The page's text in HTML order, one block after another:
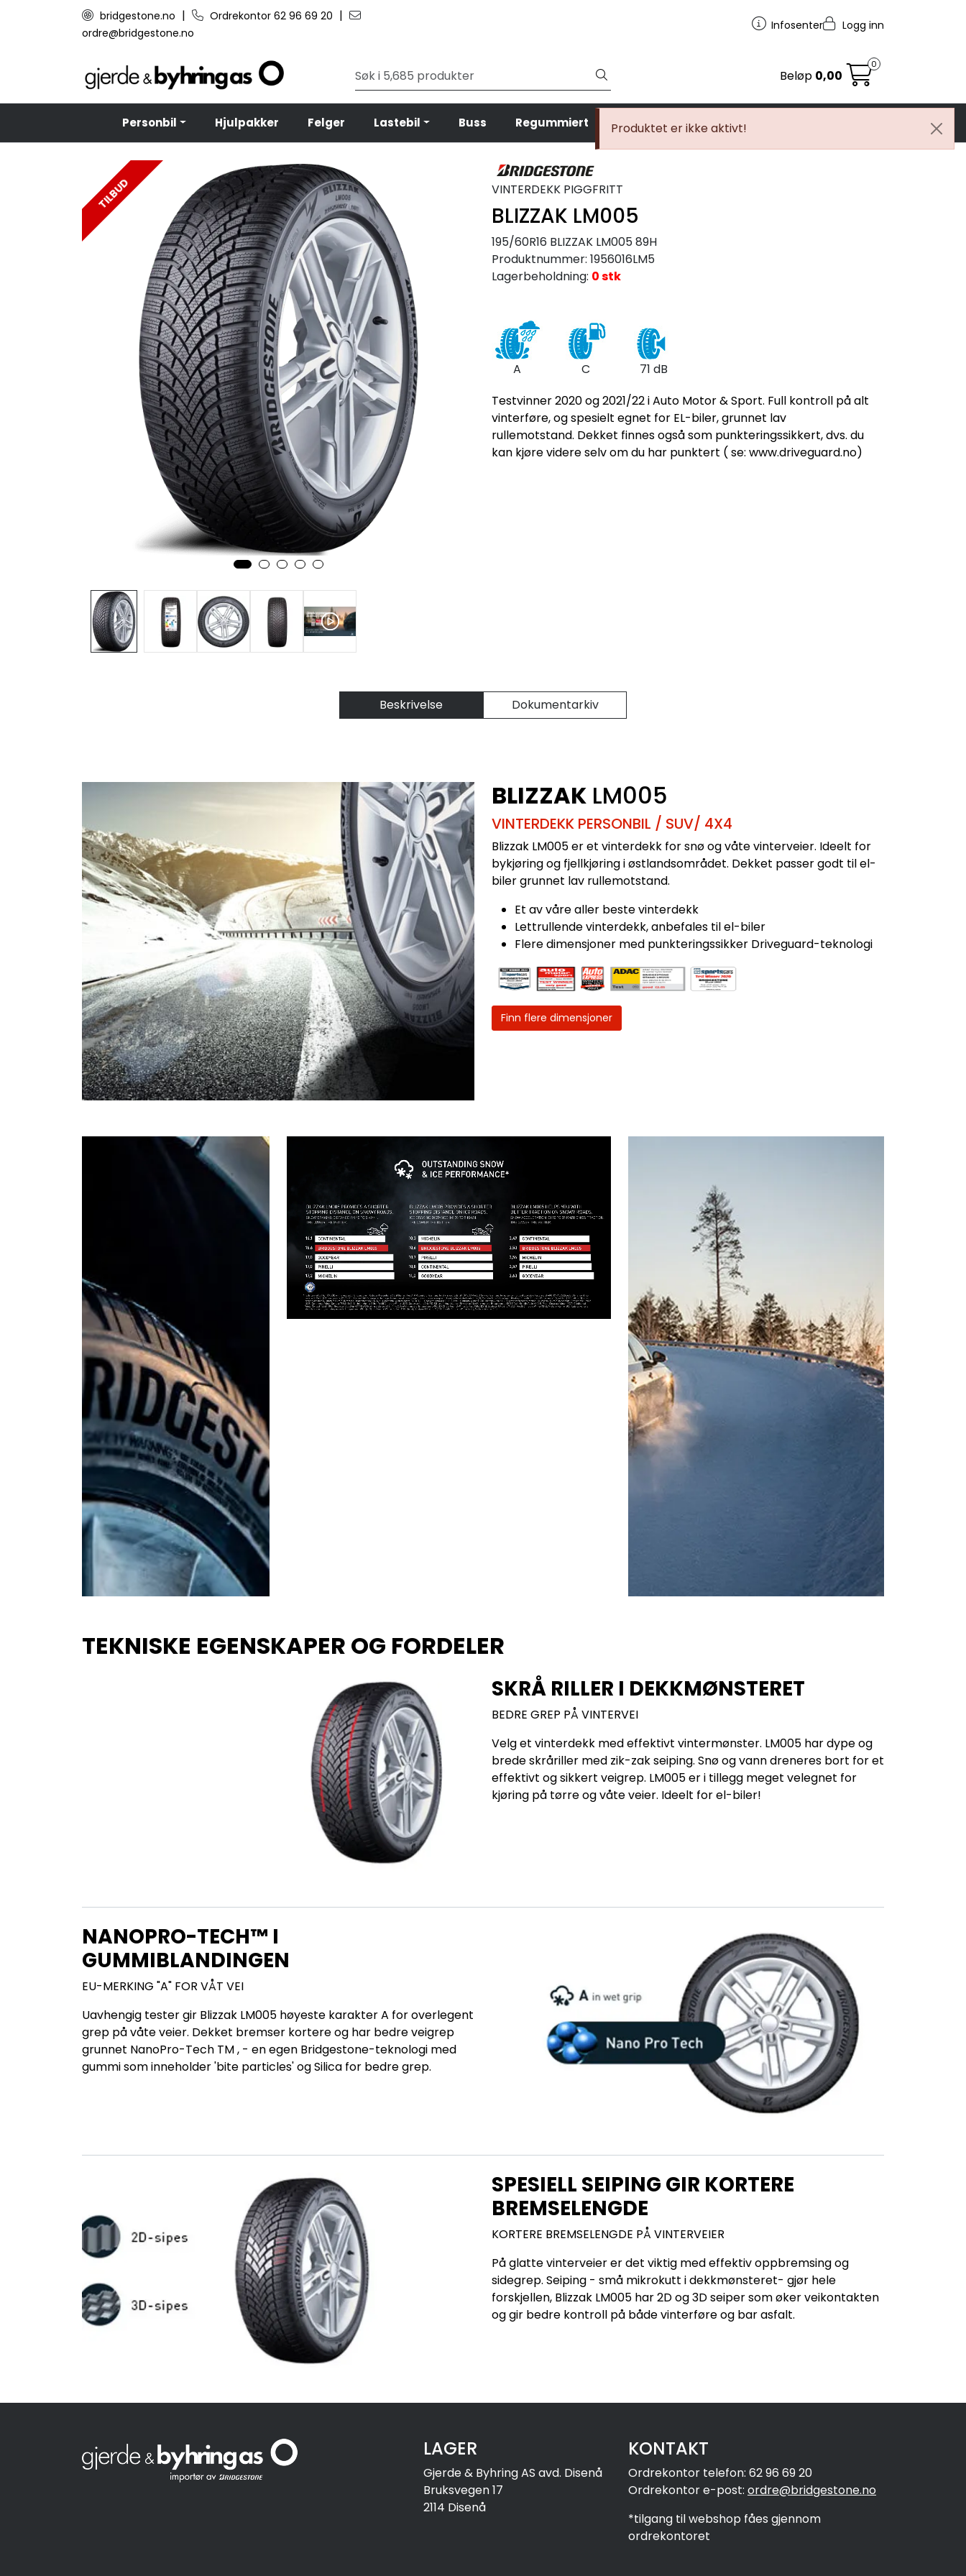
Skip to main contentbridgestone.no | Ordrekontor 62 96 69 20 |
ordre@bridgestone.no
Infosenter Logg inn
Beløp 0,00
0
Personbil Hjulpakker Felger Lastebil Buss Regummiert Anlegg MC
Produktet er ikke aktivt!
TILBUD VINTERDEKK PIGGFRITT
BLIZZAK LM005
195/60R16 BLIZZAK LM005 89H
Produktnummer: 1956016LM5
Lagerbeholdning: 0 stk
A C
71 dB
Testvinner 2020 og 2021/22 i Auto Motor & Sport. Full kontroll på alt
vinterføre, og spesielt egnet for EL-biler, grunnet lav
rullemotstand. Dekket finnes også som punkteringssikkert, dvs. du
kan kjøre videre selv om du har punktert ( se: www.driveguard.no)
Beskrivelse Dokumentarkiv
BLIZZAK LM005
VINTERDEKK PERSONBIL / SUV/ 4X4
Blizzak LM005 er et vinterdekk for snø og våte vinterveier. Ideelt for
bykjøring og fjellkjøring i østlandsområdet. Dekket passer godt til el-
biler grunnet lav rullemotstand.
Et av våre aller beste vinterdekk
Lettrullende vinterdekk, anbefales til el-biler
Flere dimensjoner med punkteringssikker Driveguard-teknologi
Finn flere dimensjoner
TEKNISKE EGENSKAPER OG FORDELER
SKRÅ RILLER I DEKKMØNSTERET
BEDRE GREP PÅ VINTERVEI
Velg et vinterdekk med effektivt vintermønster. LM005 har dype og
brede skråriller med zik-zak seiping. Snø og vann dreneres bort for et
effektivt og sikkert veigrep. LM005 er i tillegg meget velegnet for
kjøring på tørre og våte veier. Ideelt for el-biler!
NANOPRO-TECH™ I
GUMMIBLANDINGEN
EU-MERKING "A" FOR VÅT VEI
Uavhengig tester gir Blizzak LM005 høyeste karakter A for overlegent
grep på våte veier. Dekket bremser kortere og har bedre veigrep
grunnet NanoPro-Tech TM , - en egen Bridgestone-teknologi med
gummi som inneholder 'bite particles' og Silica for bedre grep.
SPESIELL SEIPING GIR KORTERE
BREMSELENGDE
KORTERE BREMSELENGDE PÅ VINTERVEIER
På glatte vinterveier er det viktig med effektiv oppbremsing og
sidegrep. Seiping - små mikrokutt i dekkmønsteret- gjør hele
forskjellen, Blizzak LM005 har 2D og 3D seiper som øker veikontakten
og gir bedre kontroll på både vinterføre og bar asfalt.
LAGER
Gjerde & Byhring AS avd. Disenå
Bruksvegen 17
2114 Disenå
KONTAKT
Ordrekontor telefon: 62 96 69 20
Ordrekontor e-post: ordre@bridgestone.no
*tilgang til webshop fåes gjennom
ordrekontoret